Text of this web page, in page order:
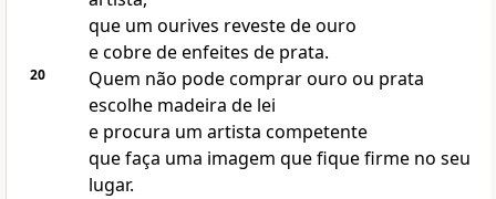
que um ourives reveste de ouro
e cobre de enfeites de prata.
20
Quem não pode comprar ouro ou prata
escolhe madeira de lei
e procura um artista competente
que faça uma imagem que fique firme no seu
lugar.